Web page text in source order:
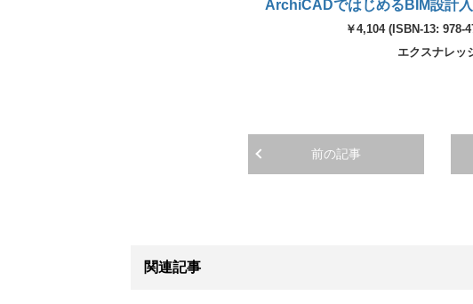
ArchiCADではじめるBIM設計
￥4,104 (ISBN-13: 978-
エクスナレッ
前の記事
関連記事